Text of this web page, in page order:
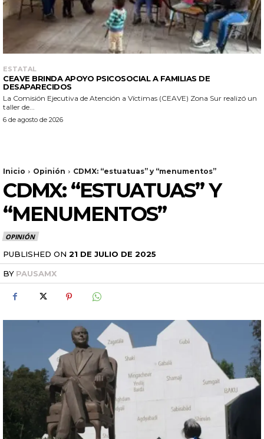
ESTATAL
CEAVE BRINDA APOYO PSICOSOCIAL A FAMILIAS DE
DESAPARECIDOS
La Comisión Ejecutiva de Atención a Víctimas (CEAVE) Zona Sur realizó un
taller de...
6 de agosto de 2026